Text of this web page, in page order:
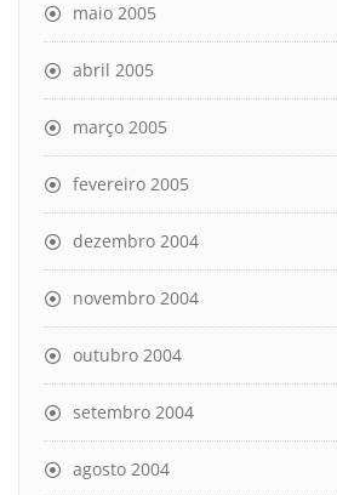
maio 2005
abril 2005
março 2005
fevereiro 2005
dezembro 2004
novembro 2004
outubro 2004
setembro 2004
agosto 2004